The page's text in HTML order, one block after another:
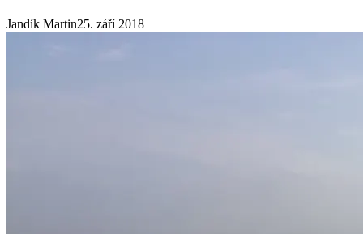
Jandík Martin25. září 2018